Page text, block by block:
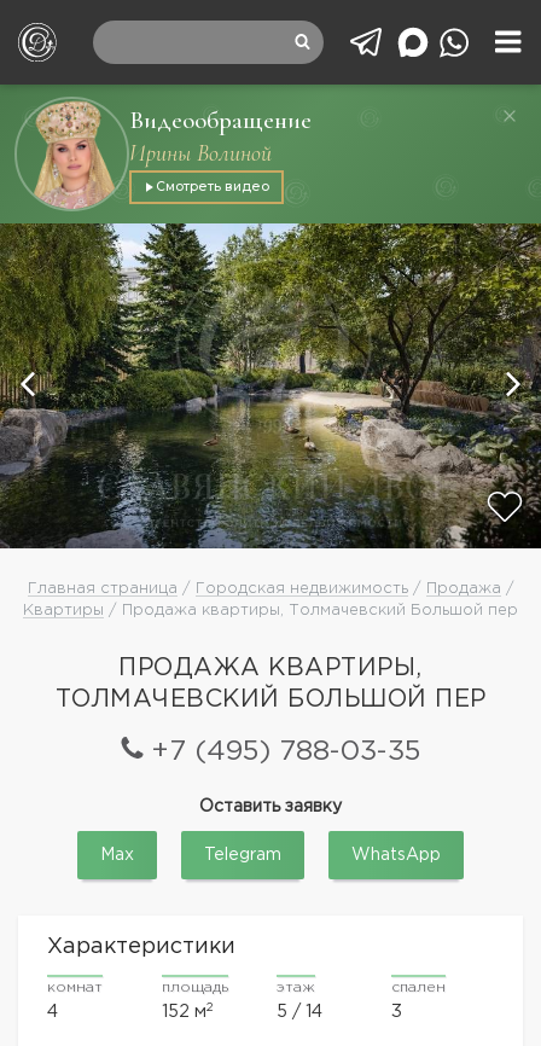
Видеообращение
Ирины Волиной
Смотреть видео
Главная страница / Городская недвижимость/ Продажа /
Квартиры / Продажа квартиры, Толмачевский Большой пер
ПРОДАЖА КВАРТИРЫ,
ТОЛМАЧЕВСКИЙ БОЛЬШОЙ ПЕР
+7 (495) 788-03-35
Оставить заявку
Max Telegram WhatsApp
Характеристики
комнат
4
площадь
152 м2
этаж
5 / 14
спален
3